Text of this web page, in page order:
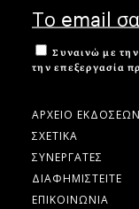
Συναινώ με την
την επεξεργασία
ΑΡΧΕΙΟ ΕΚΔΟΣΕΩΝ
ΣΧΕΤΙΚΑ
ΣΥΝΕΡΓΑΤΕΣ
ΔΙΑΦΗΜΙΣΤΕΙΤΕ
ΕΠΙΚΟΙΝΩΝΙΑ